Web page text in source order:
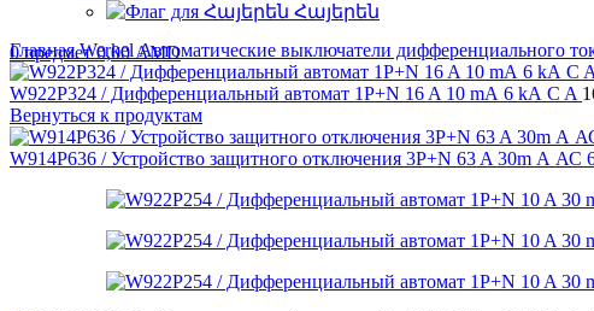
Հայերեն
0предмет 0,00AMD
ГлавнаяWerkelАвтоматические выключатели дифференциального
W922P324 / Дифференциальный автомат 1P+N 16 A 10 mА 6 kА C A
Вернуться к продуктам
W914P636 / Устройство защитного отключения 3P+N 63 A 30m А АС